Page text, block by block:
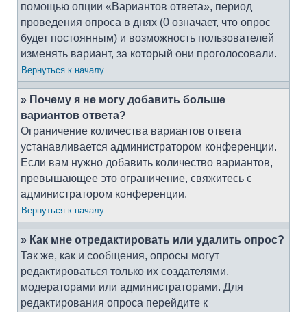
помощью опции «Вариантов ответа», период
проведения опроса в днях (0 означает, что опрос
будет постоянным) и возможность пользователей
изменять вариант, за который они проголосовали.
Вернуться к началу
» Почему я не могу добавить больше
вариантов ответа?
Ограничение количества вариантов ответа
устанавливается администратором конференции.
Если вам нужно добавить количество вариантов,
превышающее это ограничение, свяжитесь с
администратором конференции.
Вернуться к началу
» Как мне отредактировать или удалить опрос?
Так же, как и сообщения, опросы могут
редактироваться только их создателями,
модераторами или администраторами. Для
редактирования опроса перейдите к